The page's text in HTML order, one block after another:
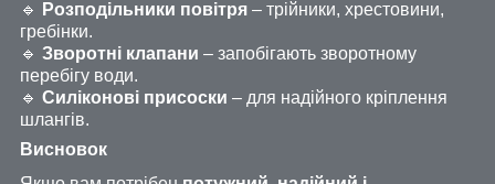
🔹
Розподільники повітря – трійники, хрестовини,
гребінки.
🔹 Зворотні клапани – запобігають зворотному
перебігу води.
🔹 Силіконові присоски – для надійного кріплення
шлангів.
Висновок